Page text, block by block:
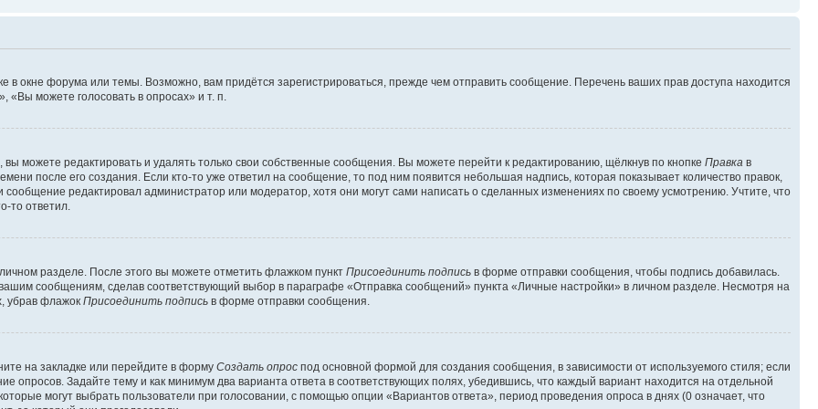
окне форума или темы. Возможно, вам придётся зарегистрироваться, прежде чем отправить сообщение. Перечень ваших прав доступа находится
можете голосовать в опросах» и т. п.
можете редактировать и удалять только свои собственные сообщения. Вы можете перейти к редактированию, щёлкнув по кнопке Правка в
после его создания. Если кто-то уже ответил на сообщение, то под ним появится небольшая надпись, которая показывает количество правок,
редактировал администратор или модератор, хотя они могут сами написать о сделанных изменениях по своему усмотрению. Учтите, что
то ответил.
разделе. После этого вы можете отметить флажком пункт Присоединить подпись в форме отправки сообщения, чтобы подпись добавилась.
сообщениям, сделав соответствующий выбор в параграфе «Отправка сообщений» пункта «Личные настройки» в личном разделе. Несмотря на
убрав флажок Присоединить подпись в форме отправки сообщения.
на закладке или перейдите в форму Создать опрос под основной формой для создания сообщения, в зависимости от используемого стиля; если
опросов. Задайте тему и как минимум два варианта ответа в соответствующих полях, убедившись, что каждый вариант находится на отдельной
могут выбрать пользователи при голосовании, с помощью опции «Вариантов ответа», период проведения опроса в днях (0 означает, что